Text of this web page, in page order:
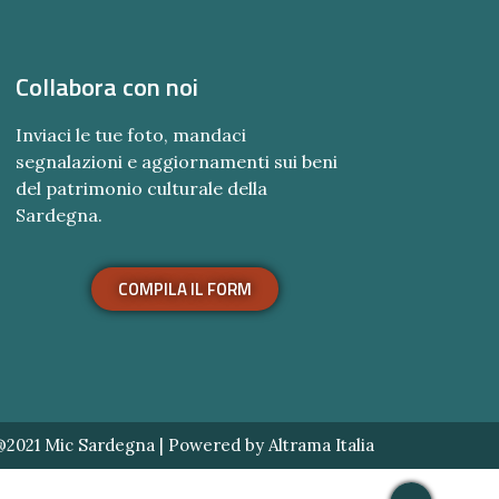
Collabora con noi
Inviaci le tue foto, mandaci
segnalazioni e aggiornamenti sui beni
del patrimonio culturale della
Sardegna.
COMPILA IL FORM
Mic Sardegna | Powered by Altrama Italia